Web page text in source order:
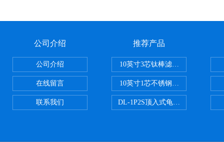
公司介绍
公司介绍
在线留言
联系我们
推荐产品
10英寸3芯钛棒滤芯过滤器
10英寸1芯不锈钢钛棒过滤器
DL-1P2S顶入式龟背过滤器